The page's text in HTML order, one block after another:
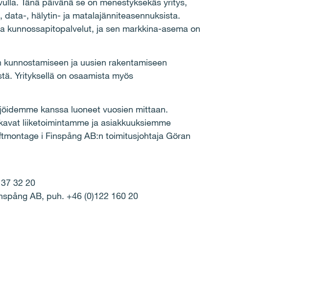
, hälytin- ja matalajänniteasennuksista.
kunnossapitopalvelut, ja sen markkina-asema on
ja uusien rakentamiseen
Yrityksellä on osaamista myös
kanssa luoneet vuosien mittaan.
liiketoimintamme ja asiakkuuksiemme
i Finspång AB:n toimitusjohtaja Göran
32 20
AB, puh. +46 (0)122 160 20